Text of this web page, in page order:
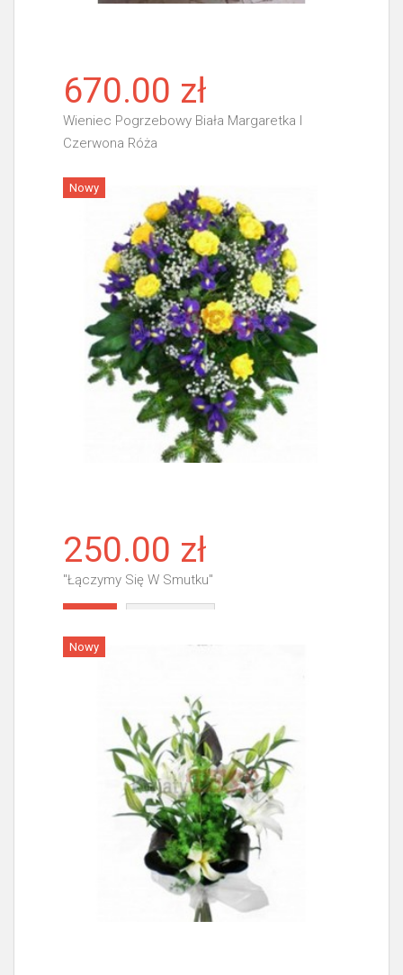
670.00 zł
Wieniec Pogrzebowy Biała Margaretka I
Czerwona Róża
Więcej
Nowy
250.00 zł
"Łączymy Się W Smutku"
Nowy